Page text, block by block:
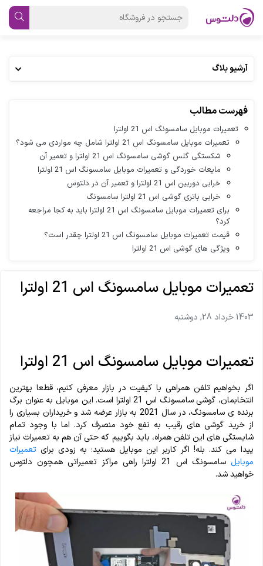
آرشیو بلاگ
فهرست مطالب
تعمیرات موبایل سامسونگ اس 21 اولترا
تعمیرات موبایل سامسونگ اس 21 اولترا شامل چه مواردی می شود؟
شکستگی گلس گوشی سامسونگ اس 21 اولترا و تعمیر آن
مایعات خوردگی و تعمیرات موبایل سامسونگ اس 21 اولترا
خرابی دوربین اس 21 اولترا و تعمیر آن در دلتوس
خرابی باتری گوشی اس 21 اولترا سامسونگ
برای تعمیرات موبایل سامسونگ اس 21 اولترا باید به کجا مراجعه
کرد؟
قیمت تعمیرات موبایل سامسونگ اس 21 اولترا چقدر است؟
ویژگی های گوشی اس 21 اولترا
تعمیرات موبایل سامسونگ اس 21 اولترا
1403 خرداد 28, دوشنبه
تعمیرات موبایل سامسونگ اس 21 اولترا
اگر بخواهیم تلفن همراهی با کیفیت در بازار معرفی کنیم، قطعا بهترین
انتخابمان، گوشی سامسونگ اس 21 اولترا است. این موبایل به عنوان برگ
برنده ی سامسونگ، در سال 2021 به بازار عرضه شد و خریداران بسیاری را
از خرید گوشی های رقیب به نفع خود منصرف کرد. اما با وجود تمام
شایستگی های این تلفن همراه، باید بگوییم که حتی آن هم به تعمیرات نیاز
پیدا می کند. بله! اگر کاربر این موبایل هستید؛ به زودی برای تعمیرات
موبایل
سامسونگ اس 21 اولترا راهی مراکز تعمیراتی همچون دلتوس
خواهید شد.